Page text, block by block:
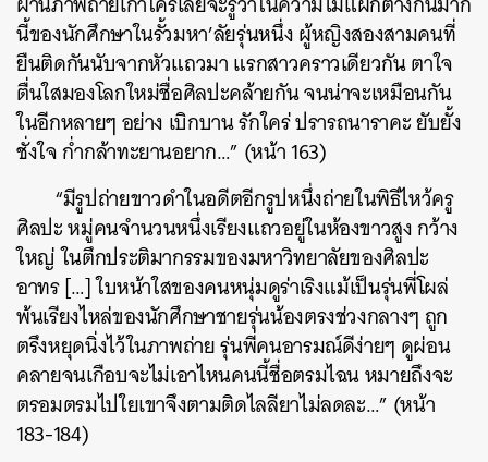
นี้ของนักศึกษาในรั้วมหา’ลัยรุ่นหนึ่ง ผู้หญิงสองสามคนที่
ยืนติดกันนับจากหัวแถวมา แรกสาวคราวเดียวกัน ตาใจ
ตื่นใสมองโลกใหม่ชื่อศิลปะคล้ายกัน จนน่าจะเหมือนกัน
ในอีกหลายๆ อย่าง เบิกบาน รักใคร่ ปรารถนาราคะ ยับยั้ง
ชั่งใจ ก่ำกล้าทะยานอยาก…” (หน้า 163)
“มีรูปถ่ายขาวดำในอดีตอีกรูปหนึ่งถ่ายในพิธีไหว้ครู
ศิลปะ หมู่คนจำนวนหนึ่งเรียงแถวอยู่ในห้องขาวสูง กว้าง
ใหญ่ ในตึกประติมากรรมของมหาวิทยาลัยของศิลปะ
อาทร […] ใบหน้าใสของคนหนุ่มดูร่าเริงแม้เป็นรุ่นพี่โผล่
พ้นเรียงไหล่ของนักศึกษาชายรุ่นน้องตรงช่วงกลางๆ ถูก
ตรึงหยุดนิ่งไว้ในภาพถ่าย รุ่นพี่คนอารมณ์ดีง่ายๆ ดูผ่อน
คลายจนเกือบจะไม่เอาไหนคนนี้ชื่อตรมไฉน หมายถึงจะ
ตรอมตรมไปใยเขาจึงตามติดไลลียาไม่ลดละ…” (หน้า
183-184)